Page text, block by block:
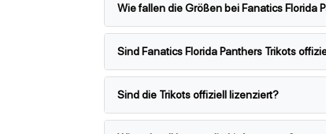
Wie fallen die Größen bei Fanatics Florida
Sind Fanatics Florida Panthers Trikots
Sind die Trikots offiziell lizenziert?